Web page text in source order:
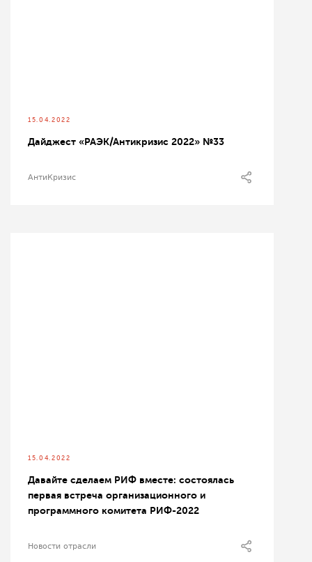
15.04.2022
Дайджест «РАЭК/Антикризис 2022» №33
АнтиКризис
15.04.2022
Давайте сделаем РИФ вместе: состоялась
первая встреча организационного и
программного комитета РИФ-2022
Новости отрасли